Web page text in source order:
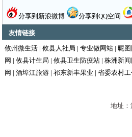
分享到新浪微博 分享到QQ空间
友情链接
攸州微生活 | 攸县人社局 | 专业做网站 | 昵图
网 | 攸县计生局 | 攸县卫生防疫站 | 株洲新闻
网 | 酒埠江旅游 | 祁东新丰果业 | 省委农村
地址